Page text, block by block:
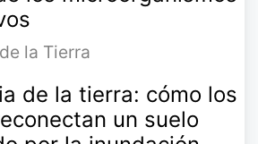
la Tierra
de la tierra: cómo los
un suelo